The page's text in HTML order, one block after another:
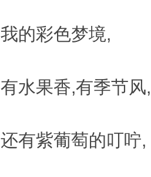
我的彩色梦境,
有水果香,有季节风,
还有紫葡萄的叮咛,